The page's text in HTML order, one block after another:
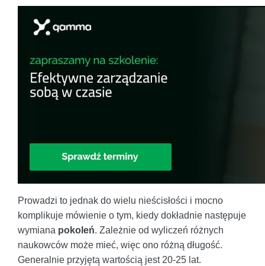
Prowadzi to jednak do wielu nieścisłości i mocno
komplikuje mówienie o tym, kiedy dokładnie następuje
wymiana pokoleń. Zależnie od wyliczeń różnych
naukowców może mieć, więc ono różną długość.
Generalnie przyjętą wartością jest 20-25 lat.